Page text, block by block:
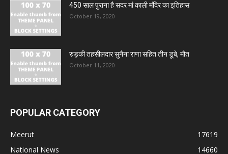
450 साल पुराना है सदर मां काली मंदिर का इतिहास
October 19, 2020
रुड़की तहसीलदार सुनैना राणा सहित तीन डूबे, मौत
October 11, 2020
POPULAR CATEGORY
Meerut
17619
National News
14660